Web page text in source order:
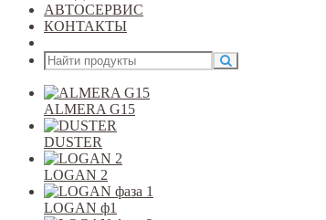
АВТОСЕРВИС
КОНТАКТЫ
ALMERA G15
DUSTER
LOGAN 2
LOGAN ф1